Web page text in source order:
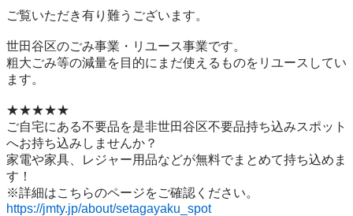
ご覧いただき有り難うございます。
世⽥⾕区のごみ事業・リユース事業です。
粗⼤ごみ等の減量を⽬的にまだ使えるものをリユースしてい
ます。
★★★★★
ご自宅にある不要品を是非世田谷区不要品持ち込みスポット
へお持ち込みしませんか？
家電や家具、レジャー用品などが無料でまとめて持ち込めま
す！
https://jmty.jp/about/setagayaku_spot